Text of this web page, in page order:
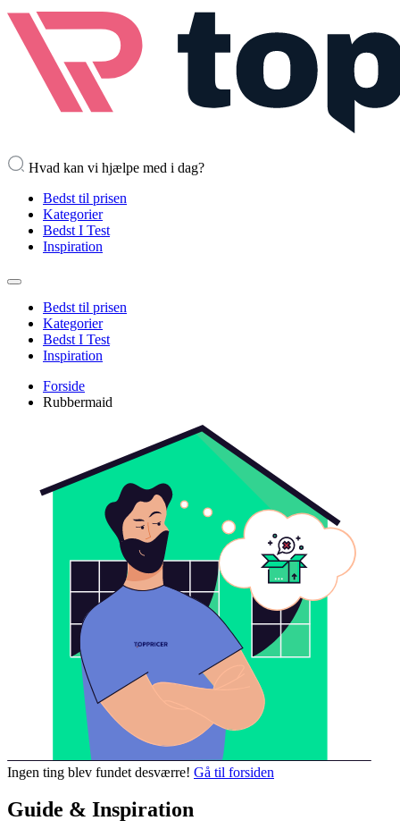
Hvad kan vi hjælpe med i dag?
Bedst til prisen
Kategorier
Bedst I Test
Inspiration
Bedst til prisen
Kategorier
Bedst I Test
Inspiration
Forside
Rubbermaid
Ingen ting blev fundet desværre! Gå til forsiden
Guide & Inspiration